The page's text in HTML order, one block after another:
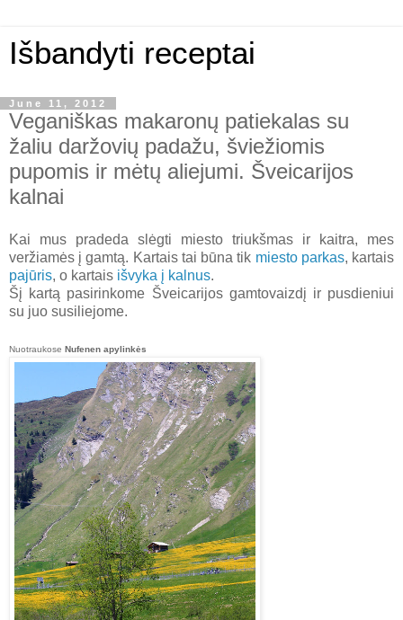
Išbandyti receptai
June 11, 2012
Veganiškas makaronų patiekalas su
žaliu daržovių padažu, šviežiomis
pupomis ir mėtų aliejumi. Šveicarijos
kalnai
Kai mus pradeda slėgti miesto triukšmas ir kaitra, mes
veržiamės į gamtą. Kartais tai būna tik miesto parkas, kartais
pajūris, o kartais išvyka į kalnus.
Šį kartą pasirinkome Šveicarijos gamtovaizdį ir pusdieniui
su juo susiliejome.
Nuotraukose Nufenen apylinkės